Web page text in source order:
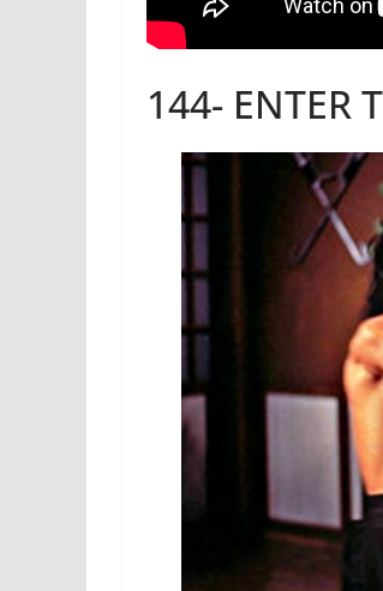
144- ENTER